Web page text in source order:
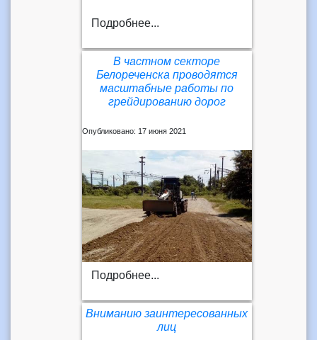
Подробнее...
В частном секторе
Белореченска проводятся
масштабные работы по
грейдированию дорог
Опубликовано: 17 июня 2021
Подробнее...
Вниманию заинтересованных
лиц